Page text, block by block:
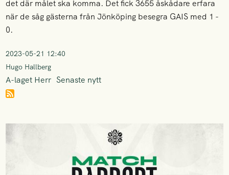
det där målet ska komma. Det fick 3655 åskådare erfara
när de såg gästerna från Jönköping besegra GAIS med 1 -
0.
2023-05-21 12:40
Hugo Hallberg
A-laget Herr Senaste nytt